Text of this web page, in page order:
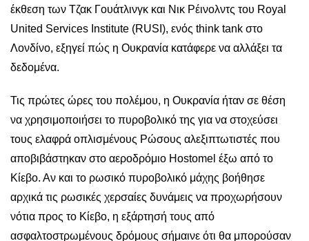
έκθεση των Τζακ Γουάτλινγκ και Νικ Ρέινολντς του Royal
United Services Institute (RUSI), ενός think tank στο
Λονδίνο, εξηγεί πώς η Ουκρανία κατάφερε να αλλάξει τα
δεδομένα.
Τις πρώτες ώρες του πολέμου, η Ουκρανία ήταν σε θέση
να χρησιμοποιήσει το πυροβολικό της για να στοχεύσει
τους ελαφρά οπλισμένους Ρώσους αλεξιπτωτιστές που
αποβιβάστηκαν στο αεροδρόμιο Hostomel έξω από το
Κίεβο. Αν και το ρωσικό πυροβολικό μάχης βοήθησε
αρχικά τις ρωσικές χερσαίες δυνάμεις να προχωρήσουν
νότια προς το Κίεβο, η εξάρτησή τους από
ασφαλτοστρωμένους δρόμους σήμαινε ότι θα μπορούσαν